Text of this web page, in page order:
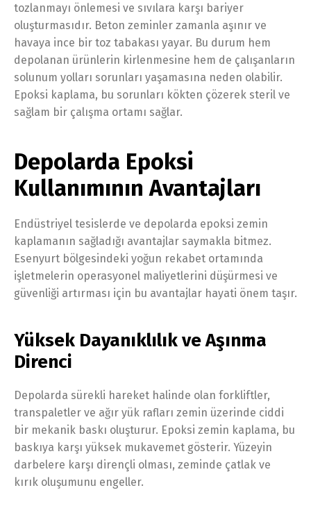
tozlanmayı önlemesi ve sıvılara karşı bariyer
oluşturmasıdır. Beton zeminler zamanla aşınır ve
havaya ince bir toz tabakası yayar. Bu durum hem
depolanan ürünlerin kirlenmesine hem de çalışanların
solunum yolları sorunları yaşamasına neden olabilir.
Epoksi kaplama, bu sorunları kökten çözerek steril ve
sağlam bir çalışma ortamı sağlar.
Depolarda Epoksi
Kullanımının Avantajları
Endüstriyel tesislerde ve depolarda epoksi zemin
kaplamanın sağladığı avantajlar saymakla bitmez.
Esenyurt bölgesindeki yoğun rekabet ortamında
işletmelerin operasyonel maliyetlerini düşürmesi ve
güvenliği artırması için bu avantajlar hayati önem taşır.
Yüksek Dayanıklılık ve Aşınma
Direnci
Depolarda sürekli hareket halinde olan forkliftler,
transpaletler ve ağır yük rafları zemin üzerinde ciddi
bir mekanik baskı oluşturur. Epoksi zemin kaplama, bu
baskıya karşı yüksek mukavemet gösterir. Yüzeyin
darbelere karşı dirençli olması, zeminde çatlak ve
kırık oluşumunu engeller.